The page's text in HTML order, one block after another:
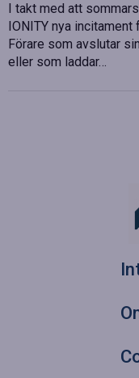
I takt med att
IONITY nya
Förare som avslutar
eller som laddar…